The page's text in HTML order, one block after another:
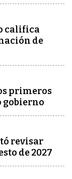
califica
de
primeros
gobierno
revisar
de 2027